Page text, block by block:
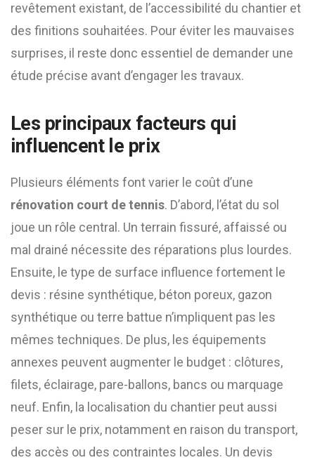
revêtement existant, de l’accessibilité du chantier et
des finitions souhaitées. Pour éviter les mauvaises
surprises, il reste donc essentiel de demander une
étude précise avant d’engager les travaux.
Les principaux facteurs qui
influencent le prix
Plusieurs éléments font varier le coût d’une
rénovation court de tennis. D’abord, l’état du sol
joue un rôle central. Un terrain fissuré, affaissé ou
mal drainé nécessite des réparations plus lourdes.
Ensuite, le type de surface influence fortement le
devis : résine synthétique, béton poreux, gazon
synthétique ou terre battue n’impliquent pas les
mêmes techniques. De plus, les équipements
annexes peuvent augmenter le budget : clôtures,
filets, éclairage, pare-ballons, bancs ou marquage
neuf. Enfin, la localisation du chantier peut aussi
peser sur le prix, notamment en raison du transport,
des accès ou des contraintes locales. Un devis